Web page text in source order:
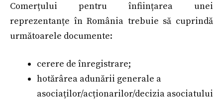
Comerțului pentru înființarea unei
reprezentanțe în România trebuie să cuprindă
următoarele documente:
cerere de înregistrare;
hotărârea adunării generale a
asociaților/acționarilor/decizia asociatului